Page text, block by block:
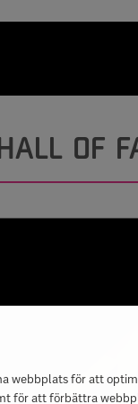
webbplats för att
för att förbättra
OF